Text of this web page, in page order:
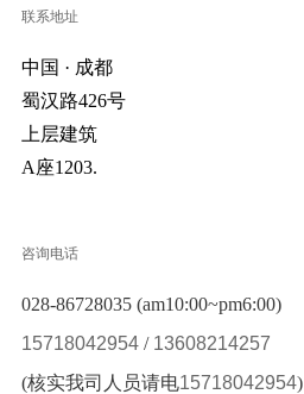
联系地址
中国 · 成都
蜀汉路426号
上层建筑
A座1203.
咨询电话
028-86728035 (am10:00~pm6:00)
15718042954/ 13608214257
(核实我司人员请电15718042954)